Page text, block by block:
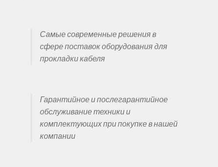
Самые современные решения в
сфере поставок оборудования для
прокладки кабеля
Гарантийное и послегарантийное
обслуживание техники и
комплектующих при покупке в нашей
компании